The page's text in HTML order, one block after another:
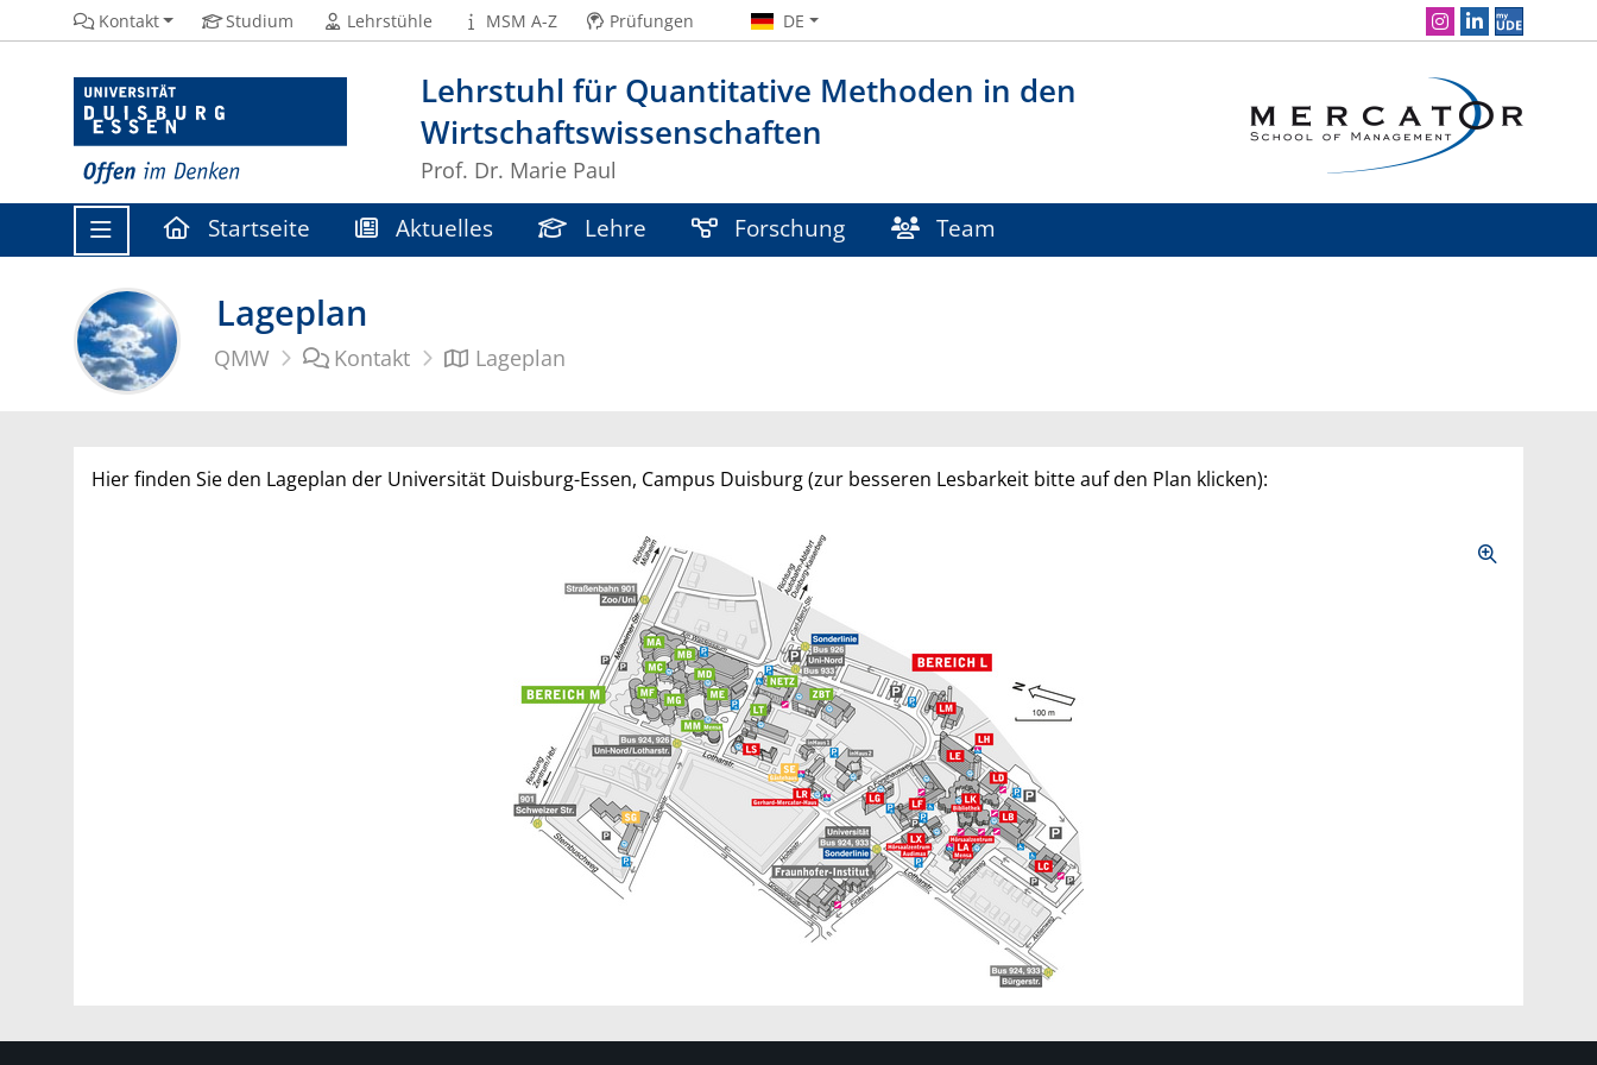
Lehrstuhl für Quantitative Methoden in den
Wirtschaftswissenschaften
Prof. Dr. Marie Paul
Kontakt Studium Lehrstühle MSM A-Z Prüfungen DE Social Media Navigation
Startseite Aktuelles Lehre Forschung Team
Lageplan
QMW Kontakt Lageplan
Hier finden Sie den Lageplan der Universität Duisburg-Essen, Campus Duisburg (zur besseren Lesbarkeit bitte auf den Plan klicken):